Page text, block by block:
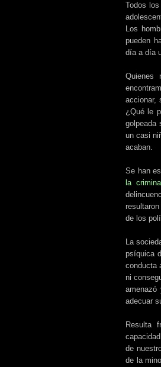
Todos
Los
pueden
día a día
Quienes
accionar,
¿Qué le
golpeada
un casi
acaban.
Se han
la
de los
La
psíquica
conducta
ni
adecuar
Resulta
de
de la